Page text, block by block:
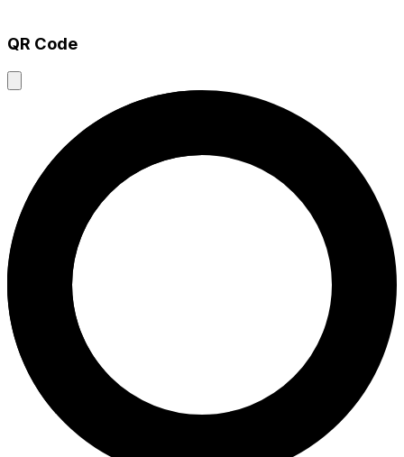
QR Code